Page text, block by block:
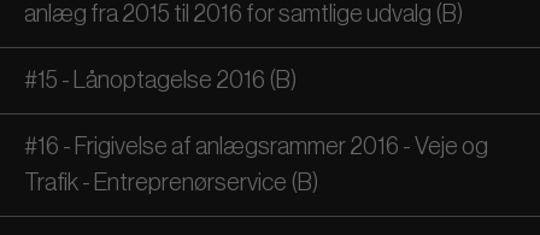
anlæg fra 2015 til 2016 for samtlige udvalg (B)
#15 - Lånoptagelse 2016 (B)
#16 - Frigivelse af anlægsrammer 2016 - Veje og
Trafik - Entreprenørservice (B)